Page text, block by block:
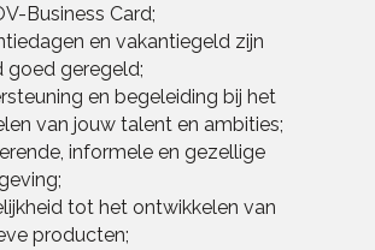
Business Card;
en vakantiegeld zijn
goed geregeld;
en begeleiding bij het
van jouw talent en ambities;
informele en gezellige
tot het ontwikkelen van
producten;